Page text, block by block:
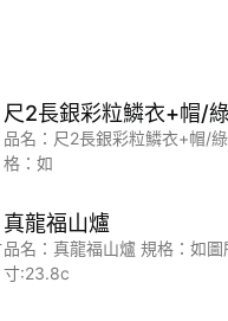
尺2長銀彩粒鱗衣+帽/
品名：尺2長銀彩粒鱗衣+帽/
格：如
真龍福山爐
品名：真龍福山爐 規格：如圖
寸:23.8c